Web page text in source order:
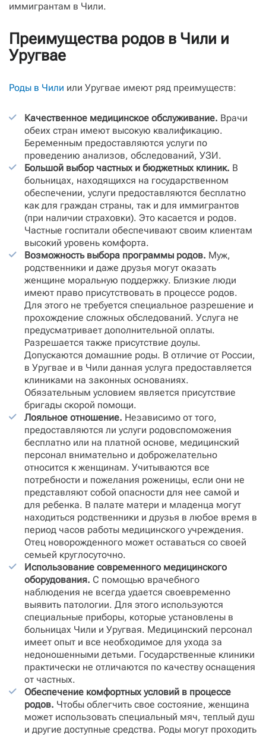
иммигрантам в Чили.
Преимущества родов в Чили и
Уругвае
Роды в Чили или Уругвае имеют ряд преимуществ:
Качественное медицинское обслуживание. Врачи
обеих стран имеют высокую квалификацию.
Беременным предоставляются услуги по
проведению анализов, обследований, УЗИ.
Большой выбор частных и бюджетных клиник. В
больницах, находящихся на государственном
обеспечении, услуги предоставляются бесплатно
как для граждан страны, так и для иммигрантов
(при наличии страховки). Это касается и родов.
Частные госпитали обеспечивают своим клиентам
высокий уровень комфорта.
Возможность выбора программы родов. Муж,
родственники и даже друзья могут оказать
женщине моральную поддержку. Близкие люди
имеют право присутствовать в процессе родов.
Для этого не требуется специальное разрешение и
прохождение сложных обследований. Услуга не
предусматривает дополнительной оплаты.
Разрешается также присутствие доулы.
Допускаются домашние роды. В отличие от России,
в Уругвае и в Чили данная услуга предоставляется
клиниками на законных основаниях.
Обязательным условием является присутствие
бригады скорой помощи.
Лояльное отношение. Независимо от того,
предоставляются ли услуги родовспоможения
бесплатно или на платной основе, медицинский
персонал внимательно и доброжелательно
относится к женщинам. Учитываются все
потребности и пожелания роженицы, если они не
представляют собой опасности для нее самой и
для ребенка. В палате матери и младенца могут
находиться родственники и друзья в любое время в
период часов работы медицинского учреждения.
Отец новорожденного может оставаться со своей
семьей круглосуточно.
Использование современного медицинского
оборудования. С помощью врачебного
наблюдения не всегда удается своевременно
выявить патологии. Для этого используются
специальные приборы, которые установлены в
больницах Чили и Уругвая. Медицинский персонал
имеет опыт и все необходимое для ухода за
недоношенными детьми. Государственные клиники
практически не отличаются по качеству оснащения
от частных.
Обеспечение комфортных условий в процессе
родов. Чтобы облегчить свое состояние, женщина
может использовать специальный мяч, теплый душ
и другие доступные средства. Роды могут проходить